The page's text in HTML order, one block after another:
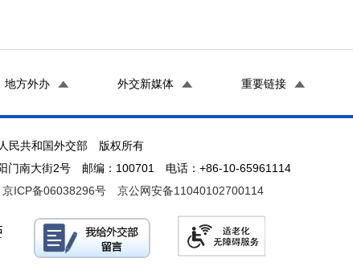
地方外办 外交新媒体 重要链接
民共和国外交部 版权所有
门南大街2号 邮编：100701 电话：+86-10-65961114
京ICP备06038296号 京公网安备11040102700114